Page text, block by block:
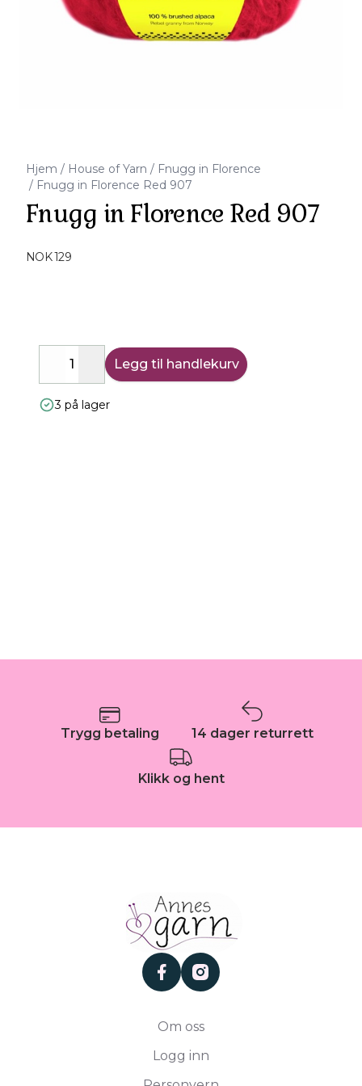
Hjem / House of Yarn / Fnugg in Florence
/ Fnugg in Florence Red 907
Fnugg in Florence Red 907
NOK 129
DecreaseIncrease
Legg til handlekurv
3 på lager
Trygg betaling 14 dager returrett
Klikk og hent
facebookinstagram
Om oss
Logg inn